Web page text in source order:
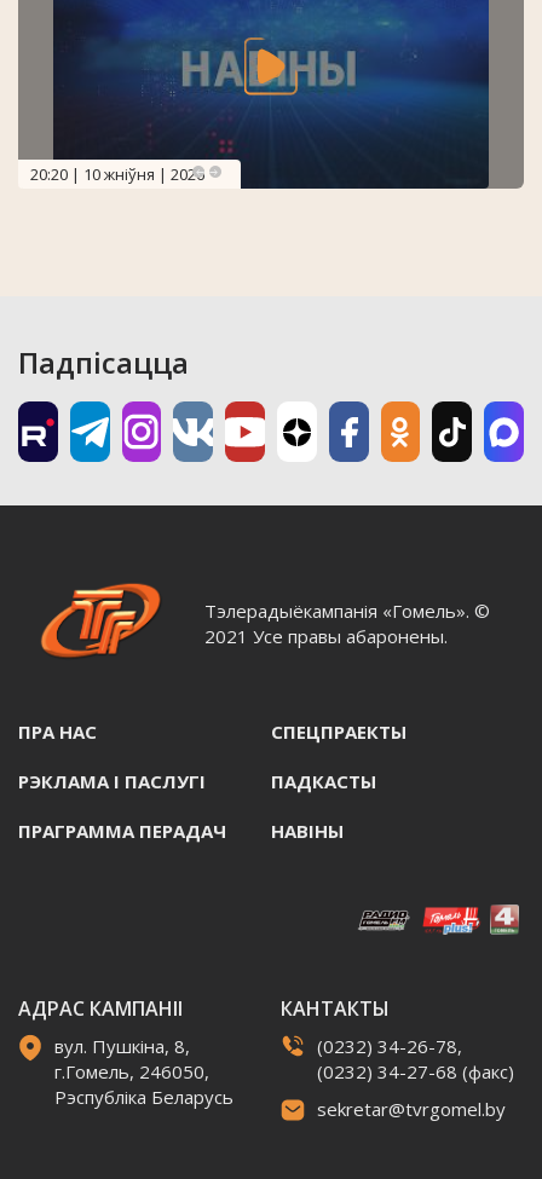
20:20 | 10 жніўня | 2026
Падпісацца
Тэлерадыёкампанія «Гомель». ©
2021 Усе правы абаронены.
ПРА НАС СПЕЦПРАЕКТЫ
РЭКЛАМА I ПАСЛУГI ПАДКАСТЫ
ПРАГРАММА ПЕРАДАЧ НАВIНЫ
АДРАС КАМПАНІІ
вул. Пушкіна, 8,
г.Гомель, 246050,
Рэспубліка Беларусь
КАНТАКТЫ
(0232) 34-26-78,
(0232) 34-27-68 (факс)
sekretar@tvrgomel.by